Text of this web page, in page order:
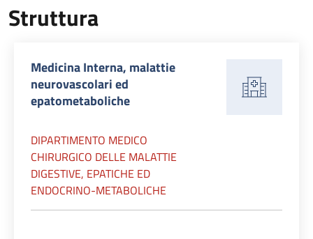
Struttura
Medicina Interna, malattie
neurovascolari ed
epatometaboliche
DIPARTIMENTO MEDICO
CHIRURGICO DELLE MALATTIE
DIGESTIVE, EPATICHE ED
ENDOCRINO-METABOLICHE